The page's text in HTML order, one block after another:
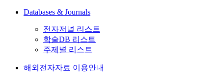
Databases & Journals
전자저널 리스트
학술DB 리스트
주제별 리스트
해외전자자료 이용안내